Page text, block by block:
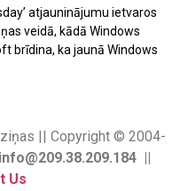
atjauninājumu ietvaros
veidā, kādā Windows
brīdina, ka jaunā Windows
|| Copyright © 2004-
info@209.38.209.184 ||
Us